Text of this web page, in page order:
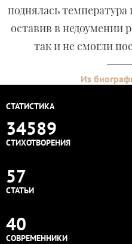
поднялась температура
оставив в недоумении
так и не смогли
Из
СТАТИСТИКА
34589
СТИХОТВОРЕНИЯ
57
СТАТЬИ
40
СОВРЕМЕННИКИ